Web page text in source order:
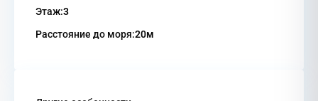
Этаж:3
Расстояние до моря:20м